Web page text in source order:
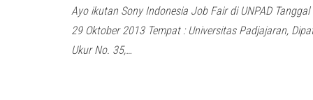
Ayo ikutan Sony Indonesia Job Fair di UNPAD Tanggal
29 Oktober 2013 Tempat : Universitas Padjajaran,
Ukur No. 35,…